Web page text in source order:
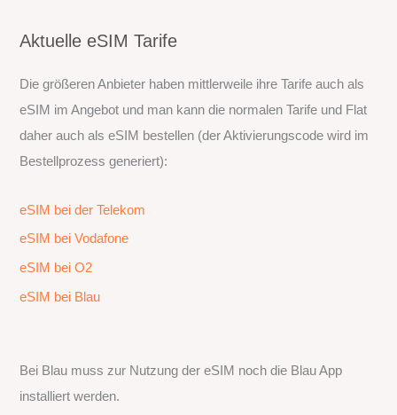
Aktuelle eSIM Tarife
Die größeren Anbieter haben mittlerweile ihre Tarife auch als
eSIM im Angebot und man kann die normalen Tarife und Flat
daher auch als eSIM bestellen (der Aktivierungscode wird im
Bestellprozess generiert):
eSIM bei der Telekom
eSIM bei Vodafone
eSIM bei O2
eSIM bei Blau
Bei Blau muss zur Nutzung der eSIM noch die Blau App
installiert werden.